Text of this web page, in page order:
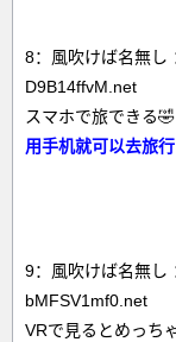
8：風吹けば名無し
D9B14ffvM.net
スマホで旅できる🤣
用手机就可以去旅
9：風吹けば名無し
bMFSV1mf0.net
VRで見るとめっち